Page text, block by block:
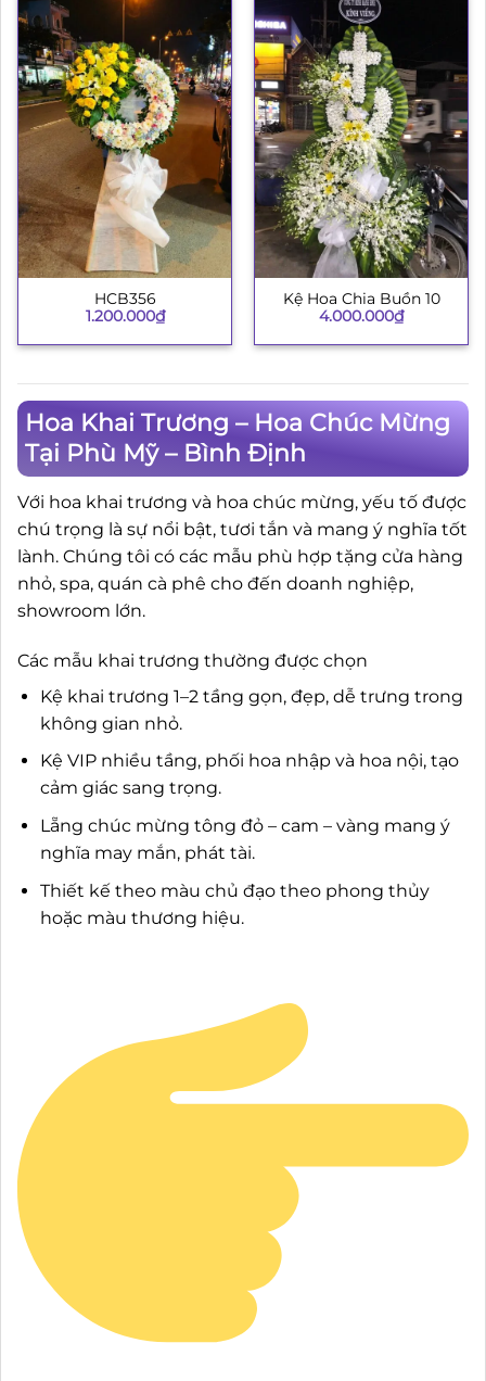
HCB356
1.200.000₫
Kệ Hoa Chia Buồn 10
4.000.000₫
Hoa Khai Trương – Hoa Chúc Mừng
Tại Phù Mỹ – Bình Định
Với hoa khai trương và hoa chúc mừng, yếu tố được
chú trọng là sự nổi bật, tươi tắn và mang ý nghĩa tốt
lành. Chúng tôi có các mẫu phù hợp tặng cửa hàng
nhỏ, spa, quán cà phê cho đến doanh nghiệp,
showroom lớn.
Các mẫu khai trương thường được chọn
Kệ khai trương 1–2 tầng gọn, đẹp, dễ trưng trong
không gian nhỏ.
Kệ VIP nhiều tầng, phối hoa nhập và hoa nội, tạo
cảm giác sang trọng.
Lẵng chúc mừng tông đỏ – cam – vàng mang ý
nghĩa may mắn, phát tài.
Thiết kế theo màu chủ đạo theo phong thủy
hoặc màu thương hiệu.